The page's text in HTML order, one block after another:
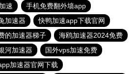
速
手机免费翻外墙app
加速器
快鸭加速app下载官网
的加速器梯子
海鸥加速器2024免费
河加速器
国外vps加速免费
加速器官网下载